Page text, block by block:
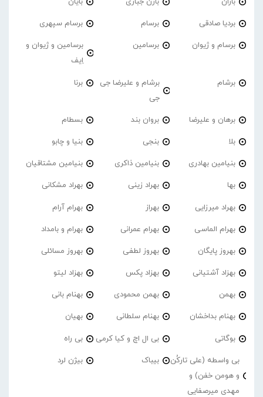
بردیا صادقی برسام برسام سپهری
برسام و ژیوان برسامین
برسامین و ژیوان و
اِیف
برشام
برشام و علیرضا جی
جی
برنا
برهان و علیرضا بروان بند بسطام
بلا بنجی بنیا و چابو
بنیامین بهادری بنیامین ذاکری بنیامین مشتاقیان
بها بهراد زینی بهراد مشکانی
بهراد میرزایی بهراز بهرام آرام
بهرام الماسی بهرام عمرانی بهرام و بامداد
بهروز پایگان بهروز لطفی بهروز مسائلی
بهزاد آشتیانی بهزاد پکس بهزاد لیتو
بهمن بهمن محمودی بهنام بانی
بهنام بداخشان بهنام سلطانی بهیان
بوگاتی بی ال اچ و کیا کرمی بی راه
بی واسطه (علی تارکُن
و هومن خفن) و
مهدی میرصفایی
بیباک بیژن لرد